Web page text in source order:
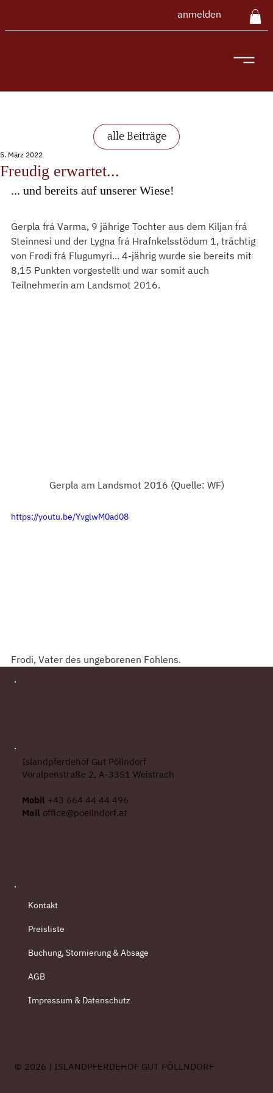
anmelden
alle Beiträge
Freudig erwartet...
5. März 2022
... und bereits auf unserer Wiese!
Gerpla frá Varma, 9 jährige Tochter aus dem Kiljan frá
Steinnesi und der Lygna frá Hrafnkelsstödum 1, trächtig
von Frodi frá Flugumyri... 4-jährig wurde sie bereits mit
8,15 Punkten vorgestellt und war somit auch
Teilnehmerin am Landsmot 2016.
Gerpla am Landsmot 2016 (Quelle: WF)
https://youtu.be/YvglwM0ad08
Frodi, Vater des ungeborenen Fohlens.
Islandpferdehof Gut Pöllndorf
Voralpenstraße 2, A-3351 Weistrach
Mobil +43 664 44 44 496
Mail office@poellndorf.at
Kontakt
Preisliste
Buchung, Stornierung & Absage
AGB
Impressum & Datenschutz
© 2026 | ISLANDPFERDEHOF GUT PÖLLNDORF